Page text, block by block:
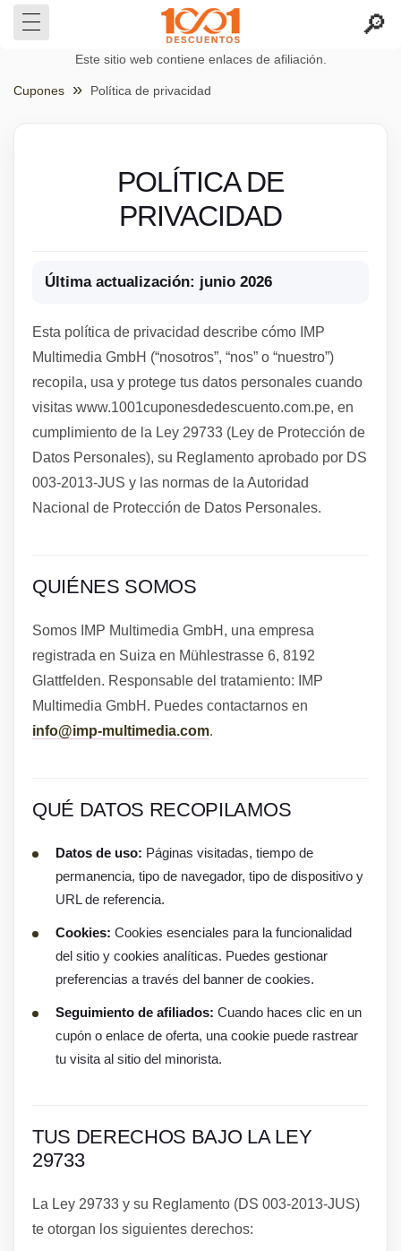
Este sitio web contiene enlaces de afiliación.
Cupones Política de privacidad
POLÍTICA DE
PRIVACIDAD
Última actualización: junio 2026
Esta política de privacidad describe cómo IMP
Multimedia GmbH (“nosotros”, “nos” o “nuestro”)
recopila, usa y protege tus datos personales cuando
visitas www.1001cuponesdedescuento.com.pe, en
cumplimiento de la Ley 29733 (Ley de Protección de
Datos Personales), su Reglamento aprobado por DS
003-2013-JUS y las normas de la Autoridad
Nacional de Protección de Datos Personales.
QUIÉNES SOMOS
Somos IMP Multimedia GmbH, una empresa
registrada en Suiza en Mühlestrasse 6, 8192
Glattfelden. Responsable del tratamiento: IMP
Multimedia GmbH. Puedes contactarnos en
info@imp-multimedia.com.
QUÉ DATOS RECOPILAMOS
Datos de uso: Páginas visitadas, tiempo de
permanencia, tipo de navegador, tipo de dispositivo y
URL de referencia.
Cookies: Cookies esenciales para la funcionalidad
del sitio y cookies analíticas. Puedes gestionar
preferencias a través del banner de cookies.
Seguimiento de afiliados: Cuando haces clic en un
cupón o enlace de oferta, una cookie puede rastrear
tu visita al sitio del minorista.
TUS DERECHOS BAJO LA LEY
29733
La Ley 29733 y su Reglamento (DS 003-2013-JUS)
te otorgan los siguientes derechos: